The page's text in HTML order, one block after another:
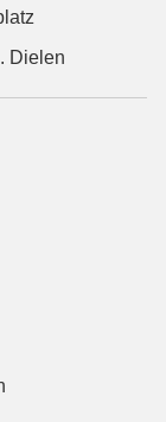
Dielen